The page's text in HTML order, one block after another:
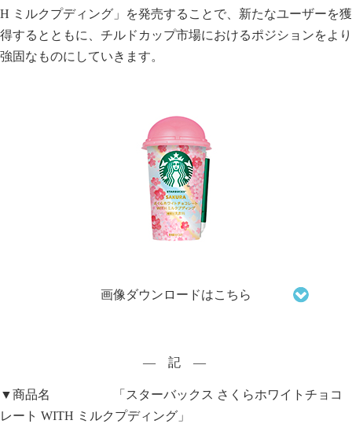
H ミルクプディング」を発売することで、新たなユーザーを獲
得するとともに、チルドカップ市場におけるポジションをより
強固なものにしていきます。
画像ダウンロードはこちら
― 記 ―
▼商品名 「スターバックス さくらホワイトチョコ
レート WITH ミルクプディング」